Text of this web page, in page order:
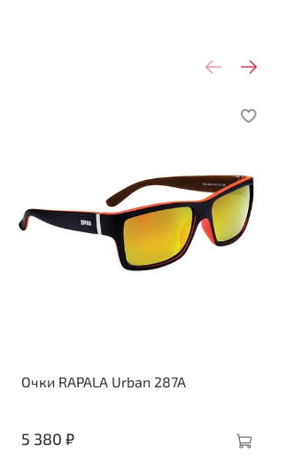
Очки RAPALA Urban 287A
5 380 ₽